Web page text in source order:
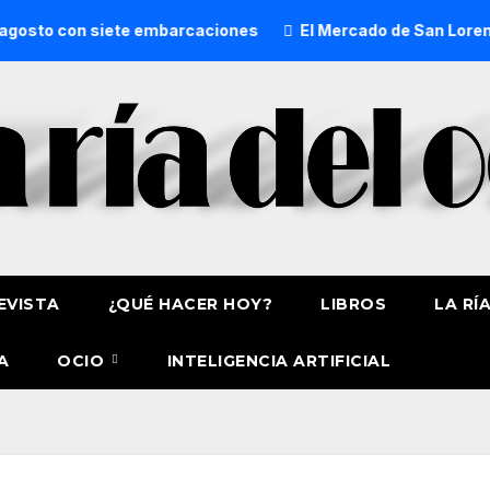
siete embarcaciones El Mercado de San Lorenzo de
¿QUÉ HACER HOY? LIBROS LA
OCIO INTELIGENCIA ARTIFICIAL